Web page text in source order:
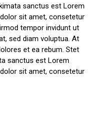
sanctus est Lorem
sit amet, consetetur
tempor invidunt ut
sed diam voluptua. At
et ea rebum. Stet
sanctus est Lorem
sit amet, consetetur